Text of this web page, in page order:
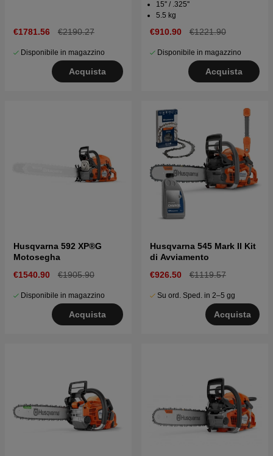
€1781.56 €2190.27
Disponibile in magazzino
Acquista
15'' / .325''
5.5 kg
€910.90 €1221.90
Disponibile in magazzino
Acquista
Husqvarna 592 XP®G
Motosegha
€1540.90
€1905.90
Disponibile in magazzino
Acquista
Husqvarna 545 Mark II Kit
di Avviamento
€926.50
€1119.57
Su ord. Sped. in 2–5 gg
Acquista